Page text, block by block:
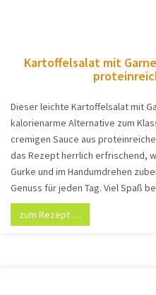
Kartoffelsalat mit
Dieser leichte Kartoffelsalat mit
kalorienarme Alternative zum
cremigen Sauce aus
das Rezept herrlich erfrischend,
Gurke und im Handumdrehen
Genuss für jeden Tag. Viel Spaß
zum Rezept …